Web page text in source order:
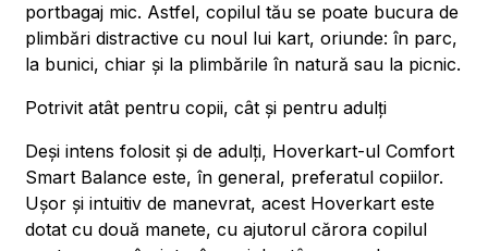
portbagaj mic. Astfel, copilul tău se poate bucura de
plimbări distractive cu noul lui kart, oriunde: în parc,
la bunici, chiar și la plimbările în natură sau la picnic.
Potrivit atât pentru copii, cât și pentru adulți
Deși intens folosit și de adulți, Hoverkart-ul Comfort
Smart Balance este, în general, preferatul copiilor.
Ușor și intuitiv de manevrat, acest Hoverkart este
dotat cu două manete, cu ajutorul cărora copilul